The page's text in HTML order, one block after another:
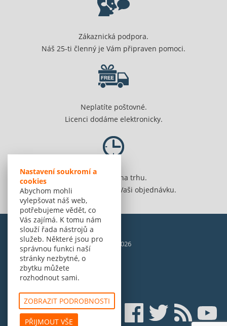
Nastavení soukromí a
cookies
Abychom mohli
vylepšovat náš web,
potřebujeme vědět, co
Vás zajímá. K tomu nám
slouží řada nástrojů a
služeb. Některé jsou pro
správnou funkci naší
stránky nezbytné, o
zbytku můžete
rozhodnout sami.
ZOBRAZIT PODROBNOSTI
PŘIJMOUT VŠE
Zákaznická podpora.
Náš 25-ti členný je Vám připraven pomoci.
Neplatíte poštovné.
Licenci dodáme elektronicky.
Jsme 20 let na trhu.
Spolehlivě vyřídíme Vaši objednávku.
© Amenit Software Solutions, 1998 - 2026
Powered bynopCommerce